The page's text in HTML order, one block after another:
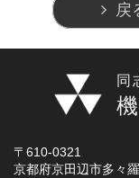
戻
同
〒610-0321
京都府京田辺市多々